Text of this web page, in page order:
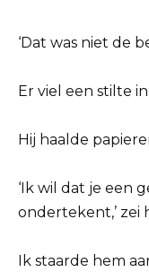
‘Dat was niet de
Er viel een stilte
Hij haalde
‘Ik wil dat je een
ondertekent,’ zei
Ik staarde hem